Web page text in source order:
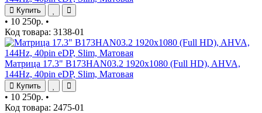
Купить
• 10 250р. •
Код товара: 3138-01
Матрица 17.3" B173HAN03.2 1920x1080 (Full HD), AHVA,
144Hz, 40pin eDP, Slim, Матовая
Купить
• 10 250р. •
Код товара: 2475-01